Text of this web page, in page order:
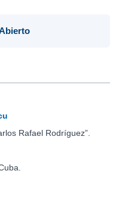
Rafael Rodríguez”.